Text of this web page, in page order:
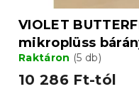
VIOLET
mikroplüss
Raktáron (5 db)
10 286 Ft-tól